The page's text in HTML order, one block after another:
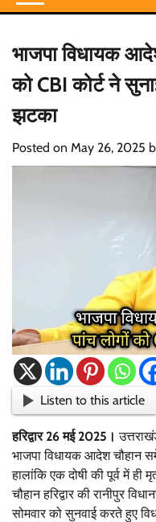
भाजपा विधायक
को CBI कोर्ट ने
झटका
Posted on May 26, 2025
Listen to this article
हरिद्वार 26 मई 2025।
भाजपा विधायक आदेश चौहान
हालांकि एक दोषी की पूर्व में
चौहान हरिद्वार की रानीपुर
सोमवार को सुनवाई करते हुए